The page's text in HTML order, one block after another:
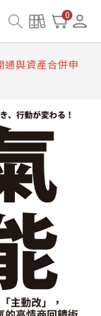
0
與資產合併申
及資產合併結果